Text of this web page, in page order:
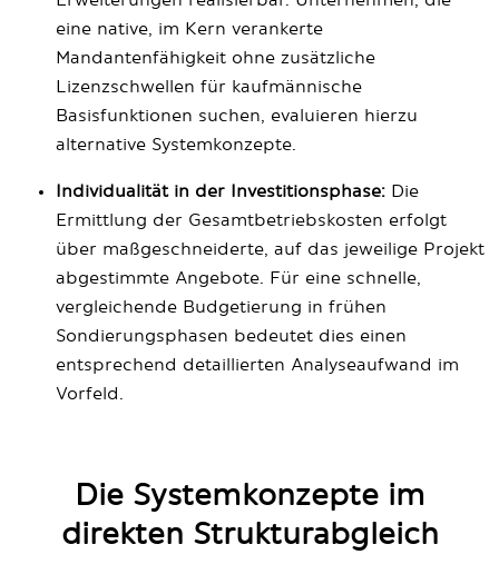
eine native, im Kern verankerte
Mandantenfähigkeit ohne zusätzliche
Lizenzschwellen für kaufmännische
Basisfunktionen suchen, evaluieren hierzu
alternative Systemkonzepte.
Individualität in der Investitionsphase: Die
Ermittlung der Gesamtbetriebskosten erfolgt
über maßgeschneiderte, auf das jeweilige Projekt
abgestimmte Angebote. Für eine schnelle,
vergleichende Budgetierung in frühen
Sondierungsphasen bedeutet dies einen
entsprechend detaillierten Analyseaufwand im
Vorfeld.
Die Systemkonzepte im
direkten Strukturabgleich